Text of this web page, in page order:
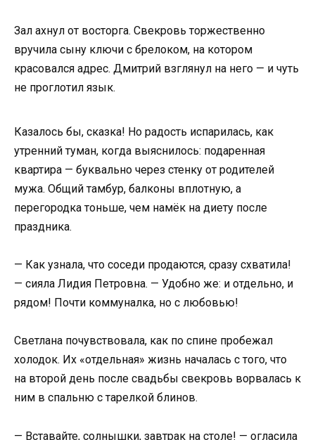
Зал ахнул от восторга. Свекровь торжественно
вручила сыну ключи с брелоком, на котором
красовался адрес. Дмитрий взглянул на него — и чуть
не проглотил язык.
Казалось бы, сказка! Но радость испарилась, как
утренний туман, когда выяснилось: подаренная
квартира — буквально через стенку от родителей
мужа. Общий тамбур, балконы вплотную, а
перегородка тоньше, чем намёк на диету после
праздника.
— Как узнала, что соседи продаются, сразу схватила!
— сияла Лидия Петровна. — Удобно же: и отдельно, и
рядом! Почти коммуналка, но с любовью!
Светлана почувствовала, как по спине пробежал
холодок. Их «отдельная» жизнь началась с того, что
на второй день после свадьбы свекровь ворвалась к
ним в спальню с тарелкой блинов.
— Вставайте, солнышки, завтрак на столе! — огласила